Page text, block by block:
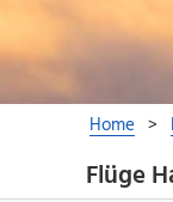
Flüge